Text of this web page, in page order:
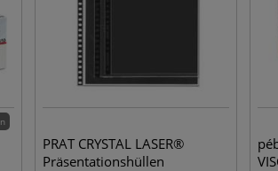
PRAT CRYSTAL LASER®
Präsentationshüllen